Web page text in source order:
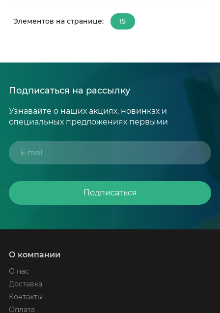
Элементов на странице:
15
Подписаться на рассылку
Узнавайте о наших акциях, новинках и
специальных предложениях первыми
Подписаться
О компании
О нас
Доставка
Контакты
Оплата